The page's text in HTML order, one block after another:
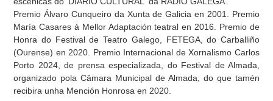
Premio Álvaro Cunqueiro da Xunta de Galicia en 2001. Premio
María Casares á Mellor Adaptación teatral en 2016. Premio de
Honra do Festival de Teatro Galego, FETEGA, do Carballiño
(Ourense) en 2020. Premio Internacional de Xornalismo Carlos
Porto 2024, de prensa especializada, do Festival de Almada,
organizado pola Câmara Municipal de Almada, do que tamén
recibira unha Mención Honrosa en 2020.